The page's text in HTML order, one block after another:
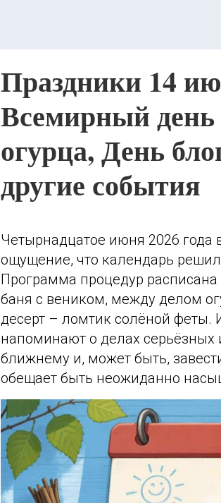
Праздники 14
Всемирный
огурца, День
другие события
Четырнадцатое июня 2026 года
ощущение, что календарь решил
Программа процедур
баня с веником, между делом
десерт – ломтик солёной феты.
напоминают о делах серьёзных
ближнему и, может быть,
обещает быть неожиданно